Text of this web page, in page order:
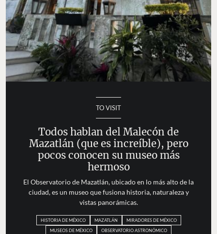
TO VISIT
Todos hablan del Malecón de
Mazatlán (que es increíble), pero
pocos conocen su museo más
hermoso
El Observatorio de Mazatlán, ubicado en lo más alto de la
ciudad, es un museo que fusiona historia, naturaleza y
vistas panorámicas.
HISTORIA DE MÉXICO MAZATLÁN
MIRADORES DE MÉXICO
MUSEOS DE MÉXICO
OBSERVATORIO ASTRONÓMICO